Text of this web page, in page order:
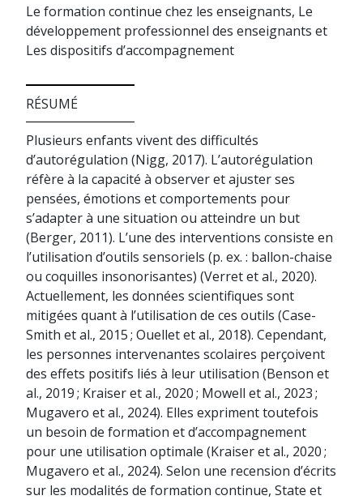
Le formation continue chez les enseignants, Le
développement professionnel des enseignants et
Les dispositifs d’accompagnement
RÉSUMÉ
Plusieurs enfants vivent des difficultés
d’autorégulation (Nigg, 2017). L’autorégulation
réfère à la capacité à observer et ajuster ses
pensées, émotions et comportements pour
s’adapter à une situation ou atteindre un but
(Berger, 2011). L’une des interventions consiste en
l’utilisation d’outils sensoriels (p. ex. : ballon-chaise
ou coquilles insonorisantes) (Verret et al., 2020).
Actuellement, les données scientifiques sont
mitigées quant à l’utilisation de ces outils (Case-
Smith et al., 2015 ; Ouellet et al., 2018). Cependant,
les personnes intervenantes scolaires perçoivent
des effets positifs liés à leur utilisation (Benson et
al., 2019 ; Kraiser et al., 2020 ; Mowell et al., 2023 ;
Mugavero et al., 2024). Elles expriment toutefois
un besoin de formation et d’accompagnement
pour une utilisation optimale (Kraiser et al., 2020 ;
Mugavero et al., 2024). Selon une recension d’écrits
sur les modalités de formation continue, State et